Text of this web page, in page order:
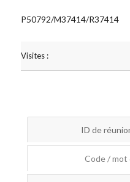
P50792/M37414/R37414
Visites :
ID de
Code / mot